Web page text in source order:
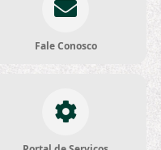
Fale Conosco